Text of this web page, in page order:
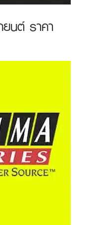
นต์ ราคา